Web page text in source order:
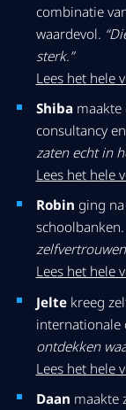
combinatie
waardevol.
sterk.”
Lees het hele
Shiba
consultancy
zaten echt in
Lees het hele
Robin ging
schoolbanken.
Lees het hele
Jeltekreeg
internationale
ontdekken
Lees het hele
Daan maakte